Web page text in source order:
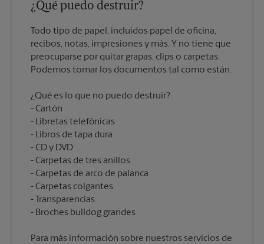
¿Qué puedo destruir?
Todo tipo de papel, incluidos papel de oficina,
recibos, notas, impresiones y más. Y no tiene que
preocuparse por quitar grapas, clips o carpetas.
¿Qué es lo que no puedo destruir?
Cartón
Libretas telefónicas
Libros de tapa dura
CD y DVD
Carpetas de tres anillos
Carpetas de arco de palanca
Carpetas colgantes
Transparencias
Para más información sobre nuestros servicios de